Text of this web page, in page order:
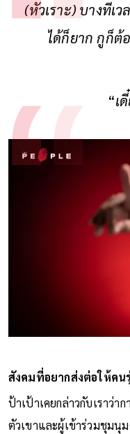
(หัวเราะ) บางทีเ
ได้ก็ยาก กูก็ต้
“เ
สังคมที่อยากส่งต่อให้คน
ป้าเป้าเคยกล่าวกับเราว่า
ตัวเขาและผู้เข้าร่วมชุมนุ